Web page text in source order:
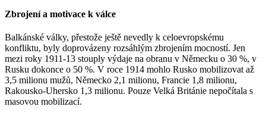
Zbrojení a motivace k válce
Balkánské války, přestože ještě nevedly k celoevropskému
konfliktu, byly doprovázeny rozsáhlým zbrojením mocností. Jen
mezi roky 1911-13 stouply výdaje na obranu v Německu o 30 %, v
Rusku dokonce o 50 %. V roce 1914 mohlo Rusko mobilizovat až
3,5 milionu mužů, Německo 2,1 milionu, Francie 1,8 milionu,
Rakousko-Uhersko 1,3 milionu. Pouze Velká Británie nepočítala s
masovou mobilizací.